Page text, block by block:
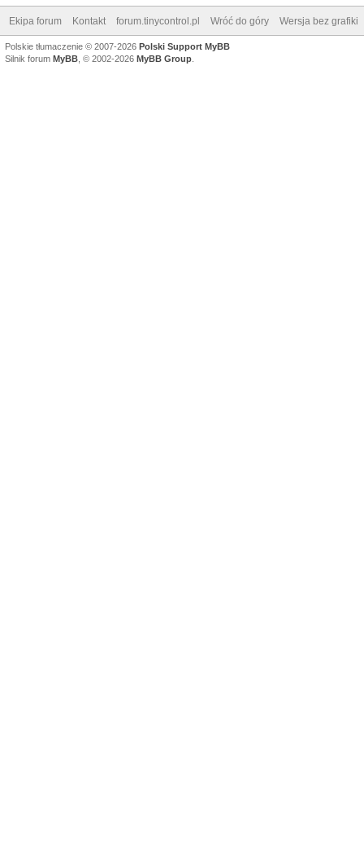
Ekipa forum Kontakt forum.tinycontrol.pl Wróć do góry Wersja bez grafiki
Polskie tłumaczenie © 2007-2026 Polski Support MyBB
Silnik forum MyBB , © 2002-2026 MyBB Group